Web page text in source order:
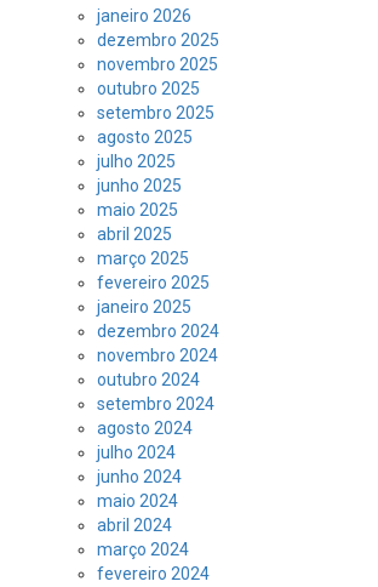
janeiro 2026
dezembro 2025
novembro 2025
outubro 2025
setembro 2025
agosto 2025
julho 2025
junho 2025
maio 2025
abril 2025
março 2025
fevereiro 2025
janeiro 2025
dezembro 2024
novembro 2024
outubro 2024
setembro 2024
agosto 2024
julho 2024
junho 2024
maio 2024
abril 2024
março 2024
fevereiro 2024